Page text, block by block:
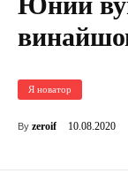
Я новатор
By zeroif 10.08.2020